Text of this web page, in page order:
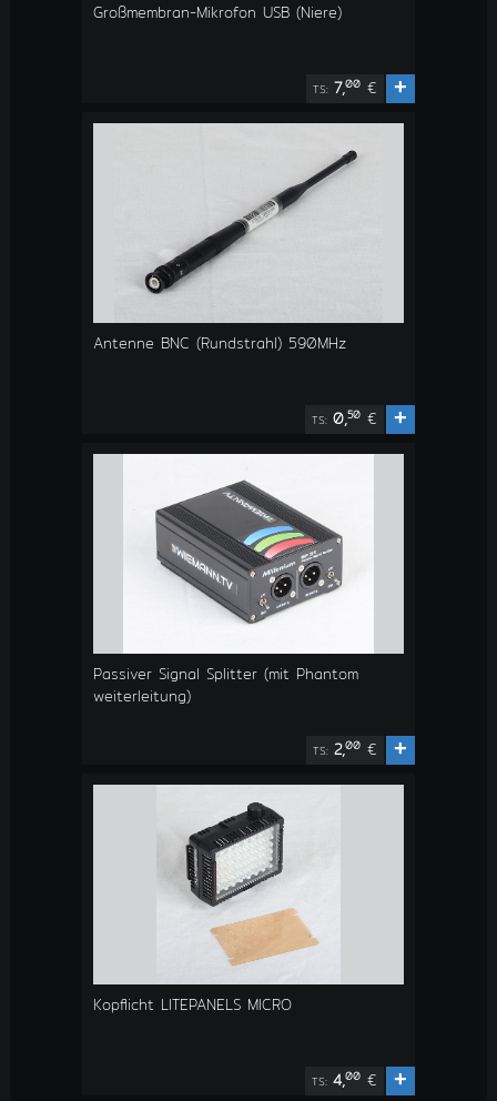
Großmembran-Mikrofon USB (Niere)
TS: 7,00 € +
Antenne BNC (Rundstrahl) 590MHz
TS: 0,50 € +
Passiver Signal Splitter (mit Phantom
weiterleitung)
TS: 2,00 € +
Kopflicht LITEPANELS MICRO
TS: 4,00 € +